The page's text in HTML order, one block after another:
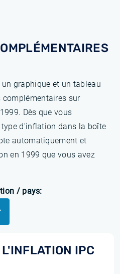
graphique et un tableau
sur
Dès que vous
d'inflation dans la boîte
automatiquement et
en 1999 que vous avez
/ pays:
IPC